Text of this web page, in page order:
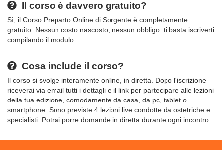
Il corso è davvero gratuito?
Sì, il Corso Preparto Online di Sorgente è completamente
gratuito. Nessun costo nascosto, nessun obbligo: ti basta iscriverti
compilando il modulo.
Cosa include il corso?
Il corso si svolge interamente online, in diretta. Dopo l'iscrizione
riceverai via email tutti i dettagli e il link per partecipare alle lezioni
della tua edizione, comodamente da casa, da pc, tablet o
smartphone. Sono previste 4 lezioni live condotte da ostetriche e
specialisti. Potrai porre domande in diretta durante ogni incontro.